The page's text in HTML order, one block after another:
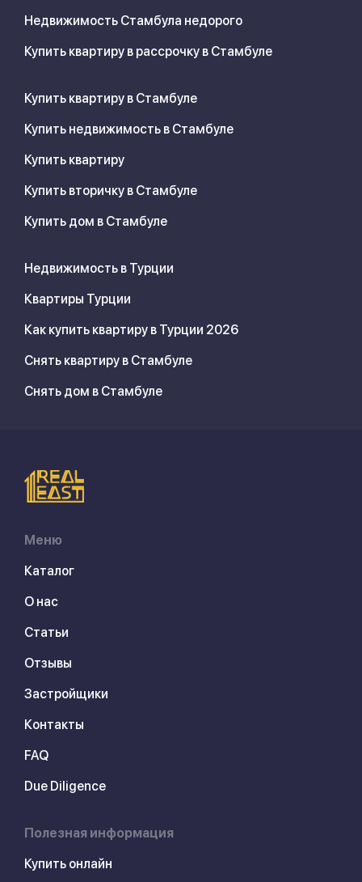
Недвижимость Стамбула недорого
Купить квартиру в рассрочку в Стамбуле
Купить квартиру в Стамбуле
Купить недвижимость в Стамбуле
Купить квартиру
Купить вторичку в Стамбуле
Купить дом в Стамбуле
Недвижимость в Турции
Квартиры Турции
Как купить квартиру в Турции 2026
Снять квартиру в Стамбуле
Снять дом в Стамбуле
Меню
Каталог
О нас
Статьи
Отзывы
Застройщики
Контакты
FAQ
Due Diligence
Полезная информация
Купить онлайн